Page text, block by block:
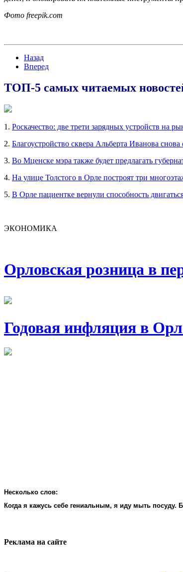
Фото freepik.com
Назад
Вперед
ТОП-5 самых читаемых
1. Роскачество: две трети зарядных устройств на
2. Благоустройство сквера Альберта Иванова
3. Во Мценске мэра также будет предлагать
4. На улице Толстого в Орле построят три
5. В Орле пациентке вернули способность
ЭКОНОМИКА
Орловская розница в
Годовая инфляция в
Несколько слов:
Когда я кажусь себе гениальным, я иду мыть посуду.
Реклама на cайте